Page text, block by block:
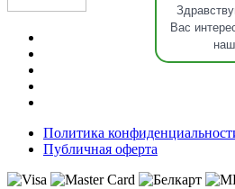
Вас
Политика
Публичная оферта